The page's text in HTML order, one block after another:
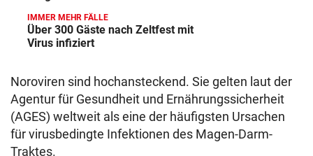
IMMER MEHR FÄLLE
Über 300 Gäste nach Zeltfest mit
Virus infiziert
Noroviren sind hochansteckend. Sie gelten laut der
Agentur für Gesundheit und Ernährungssicherheit
(AGES) weltweit als eine der häufigsten Ursachen
für virusbedingte Infektionen des Magen-Darm-
Traktes.